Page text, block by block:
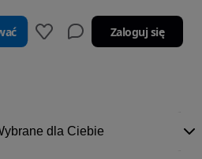
Zaloguj się